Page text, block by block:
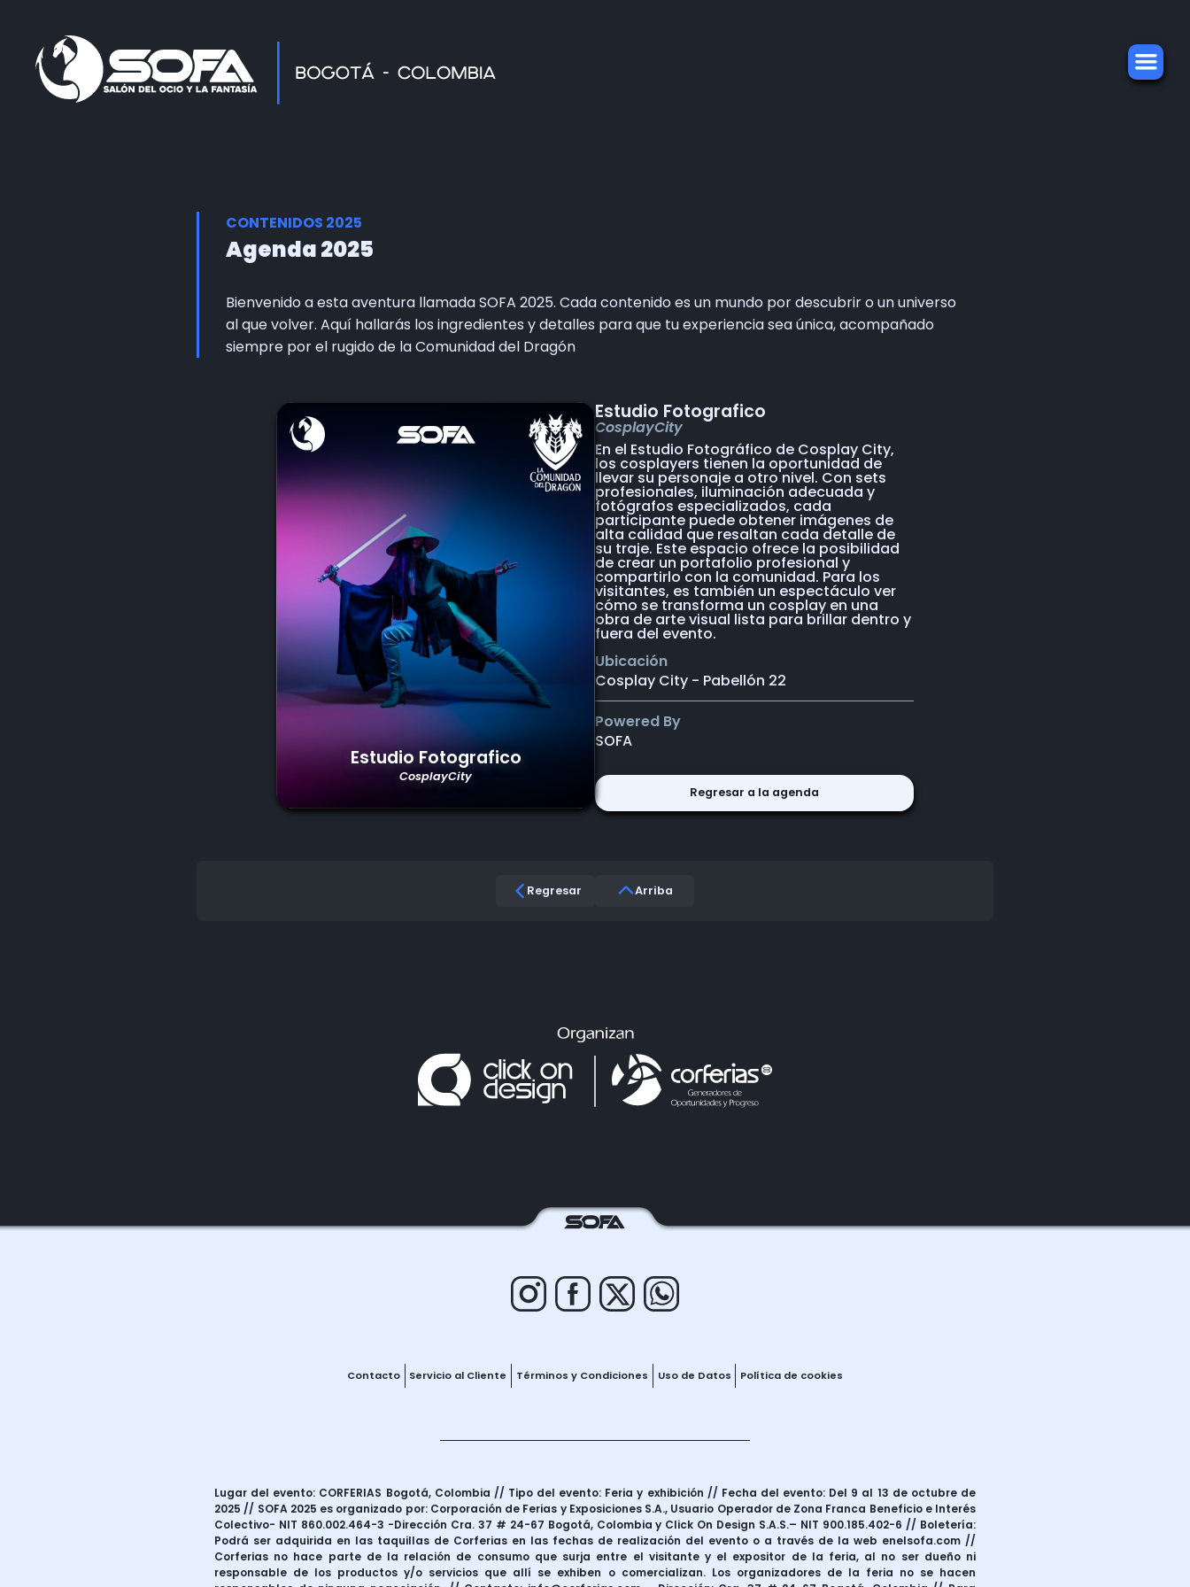
CONTENIDOS 2025
Agenda 2025
Bienvenido a esta aventura llamada SOFA 2025. Cada contenido es un mundo por descubrir o un universo
al que volver. Aquí hallarás los ingredientes y detalles para que tu experiencia sea única, acompañado
siempre por el rugido de la Comunidad del Dragón
Estudio Fotografico
CosplayCity
Estudio Fotografico
CosplayCity
En el Estudio Fotográfico de Cosplay City,
los cosplayers tienen la oportunidad de
llevar su personaje a otro nivel. Con sets
profesionales, iluminación adecuada y
fotógrafos especializados, cada
participante puede obtener imágenes de
alta calidad que resaltan cada detalle de
su traje. Este espacio ofrece la posibilidad
de crear un portafolio profesional y
compartirlo con la comunidad. Para los
visitantes, es también un espectáculo ver
cómo se transforma un cosplay en una
obra de arte visual lista para brillar dentro y
fuera del evento.
Ubicación
Cosplay City - Pabellón 22
Powered By
SOFA
Regresar a la agenda
Regresar Arriba
Contacto Servicio al Cliente Términos y Condiciones Uso de Datos Política de cookies
Lugar del evento: CORFERIAS Bogotá, Colombia // Tipo del evento: Feria y exhibición // Fecha del evento: Del 9 al 13 de octubre de
2025 // SOFA 2025 es organizado por: Corporación de Ferias y Exposiciones S.A., Usuario Operador de Zona Franca Beneficio e Interés
Colectivo- NIT 860.002.464-3 -Dirección Cra. 37 # 24-67 Bogotá, Colombia y Click On Design S.A.S.– NIT 900.185.402-6 // Boletería:
Podrá ser adquirida en las taquillas de Corferias en las fechas de realización del evento o a través de la web enelsofa.com //
Corferias no hace parte de la relación de consumo que surja entre el visitante y el expositor de la feria, al no ser dueño ni
responsable de los productos y/o servicios que allí se exhiben o comercializan. Los organizadores de la feria no se hacen